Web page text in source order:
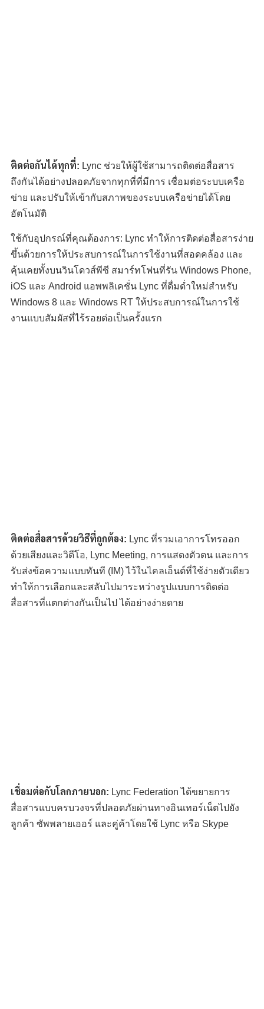
ติดต่อกันได้ทุกที่: Lync ช่วยให้ผู้ใช้สามารถติดต่อสื่อสาร
ถึงกันได้อย่างปลอดภัยจากทุกที่ที่มีการ เชื่อมต่อระบบเครือ
ข่าย และปรับให้เข้ากับสภาพของระบบเครือข่ายได้โดย
อัตโนมัติ
ใช้กับอุปกรณ์ที่คุณต้องการ: Lync ทำให้การติดต่อสื่อสารง่าย
ขึ้นด้วยการให้ประสบการณ์ในการใช้งานที่สอดคล้อง และ
คุ้นเคยทั้งบนวินโดวส์พีซี สมาร์ทโฟนที่รัน Windows Phone,
iOS และ Android แอพพลิเคชั่น Lync ที่ดื่มด่ำใหม่สำหรับ
Windows 8 และ Windows RT ให้ประสบการณ์ในการใช้
งานแบบสัมผัสที่ไร้รอยต่อเป็นครั้งแรก
ติดต่อสื่อสารด้วยวิธีที่ถูกต้อง: Lync ที่รวมเอาการโทรออก
ด้วยเสียงและวิดีโอ, Lync Meeting, การแสดงตัวตน และการ
รับส่งข้อความแบบทันที (IM) ไว้ในไคลเอ็นต์ที่ใช้ง่ายตัวเดียว
ทำให้การเลือกและสลับไปมาระหว่างรูปแบบการติดต่อ
สื่อสารที่แตกต่างกันเป็นไป ได้อย่างง่ายดาย
เชื่อมต่อกับโลกภายนอก: Lync Federation ได้ขยายการ
สื่อสารแบบครบวงจรที่ปลอดภัยผ่านทางอินเทอร์เน็ตไปยัง
ลูกค้า ซัพพลายเออร์ และคู่ค้าโดยใช้ Lync หรือ Skype